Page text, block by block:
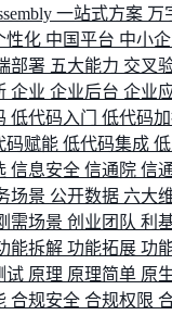
一站式方案 万
性化 中国平台 中小
部署 五大能力 交叉
企业 企业后台 企业
低代码入门 低代码
码赋能 低代码集成
信息安全 信通院 信
场景 公开数据 六大
需场景 创业团队 利
能拆解 功能拓展 功
试 原理 原理简单 原
合规安全 合规权限